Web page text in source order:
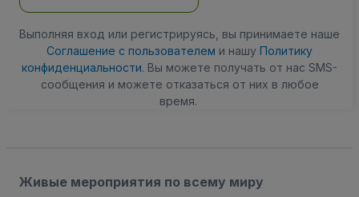
Выполняя вход или регистрируясь, вы принимаете наше
Соглашение с пользователем и нашу Политику
конфиденциальности. Вы можете получать от нас SMS-
сообщения и можете отказаться от них в любое
время.
Живые мероприятия по всему миру